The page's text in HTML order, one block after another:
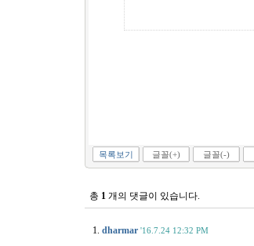
목록보기 글꼴(+) 글꼴(-)
총 1 개의 댓글이 있습니다.
1. dharmar '16.7.24 12:32 PM